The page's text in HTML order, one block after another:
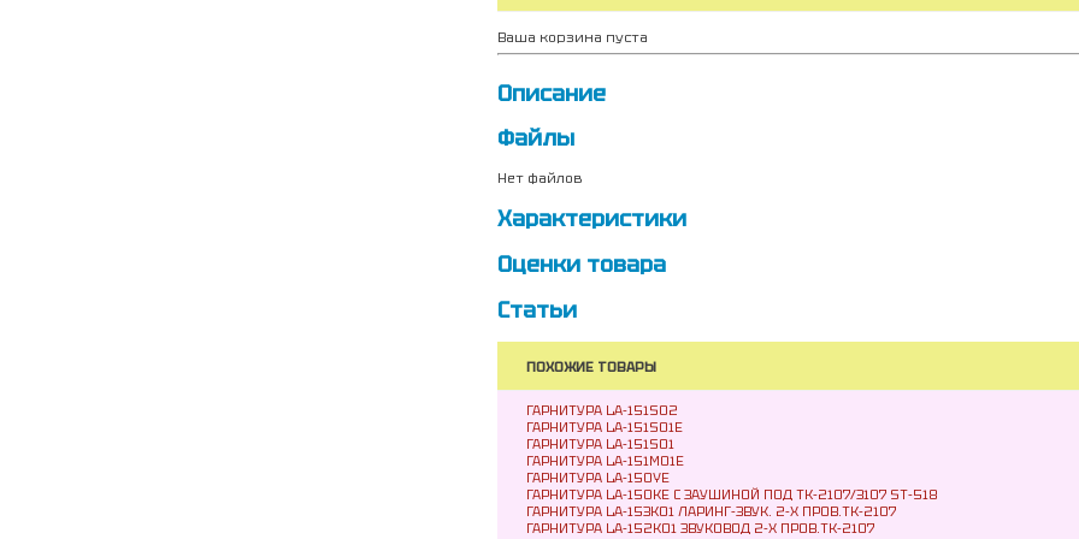
Ваша корзина пуста
Описание
Файлы
Нет файлов
Характеристики
Оценки товара
Статьи
ПОХОЖИЕ ТОВАРЫ
ГАРНИТУРА LA-151S02
ГАРНИТУРА LA-151S01E
ГАРНИТУРА LA-151S01
ГАРНИТУРА LA-151M01E
ГАРНИТУРА LA-150YE
ГАРНИТУРА LA-150КЕ С ЗАУШИНОЙ ПОД TK-2107/3107 ST-518
ГАРНИТУРА LA-153K01 ЛАРИНГ-ЗВУК. 2-X ПРОВ.ТК-2107
ГАРНИТУРА LA-152K01 ЗВУКОВОД 2-X ПРОВ.ТК-2107